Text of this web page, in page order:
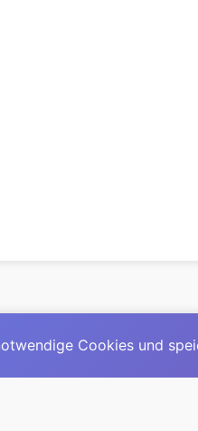
© 2025
Cookies und